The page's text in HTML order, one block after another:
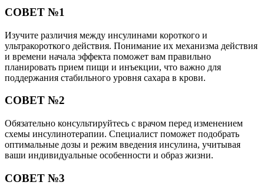
СОВЕТ №1
Изучите различия между инсулинами короткого и
ультракороткого действия. Понимание их механизма действия
и времени начала эффекта поможет вам правильно
планировать прием пищи и инъекции, что важно для
поддержания стабильного уровня сахара в крови.
СОВЕТ №2
Обязательно консультируйтесь с врачом перед изменением
схемы инсулинотерапии. Специалист поможет подобрать
оптимальные дозы и режим введения инсулина, учитывая
ваши индивидуальные особенности и образ жизни.
СОВЕТ №3